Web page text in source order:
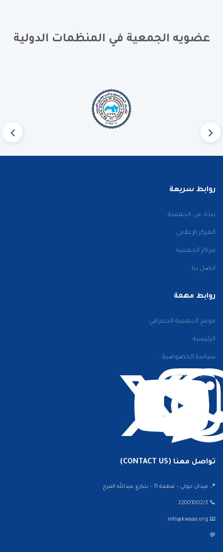
عضويه الجمعية في المنظمات الدولية
روابط سريعة
نبذة عن الجمعية
المركز الإعلامي
مراكز الجمعية
اتصل بنا
روابط مهمة
موقع الجمعية الجغرافي
الرئيسية
سياسة الخصوصية
الشروط والأحكام
تواصل معنا (CONTACT US)
📍 ميدان حولي – قطعة 11 – شارع عبدالله الفرج
📞 22001002/3
📧 info@kwaaa.org
💬